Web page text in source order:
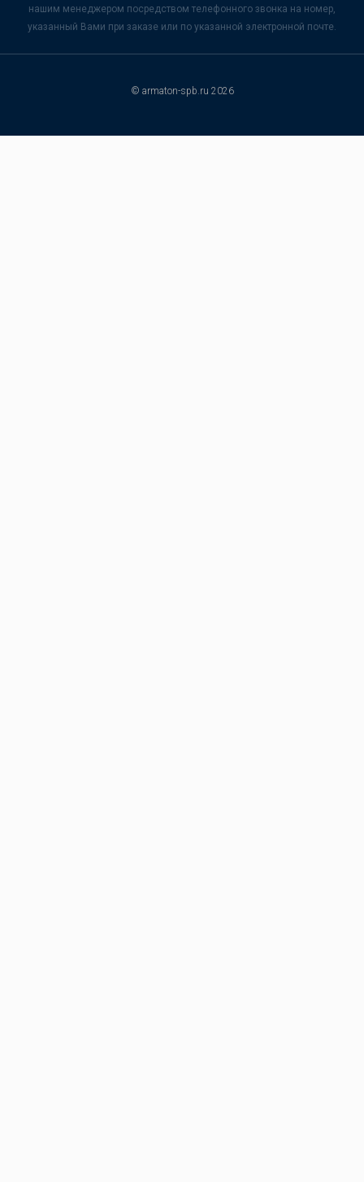
нашим менеджером посредством телефонного звонка на номер,
указанный Вами при заказе или по указанной электронной почте.
© armaton-spb.ru 2026